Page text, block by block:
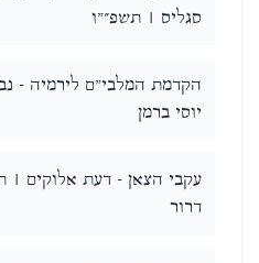
סגליס | תשפ״"ו
הקדמת המלבי"ם לירמיה -
יוסי ברמן
עקבי הצאן - דעת אלוקים |
דרור